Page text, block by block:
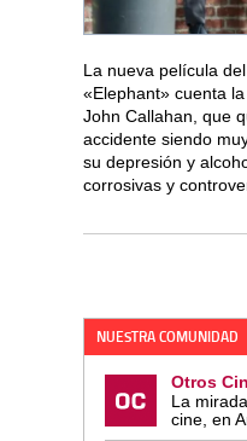
La nueva película
«Elephant» cuenta
John Callahan, que
accidente siendo
su depresión y
corrosivas y
NUESTRA COMUNIDAD
Otros
La
cine, en